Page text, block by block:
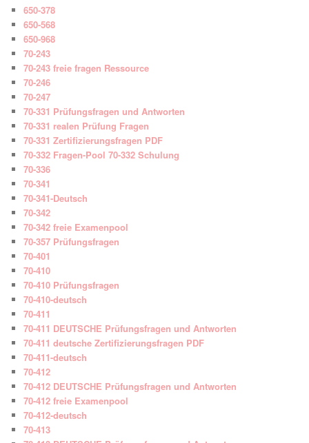
650-378
650-568
650-968
70-243
70-243 freie fragen Ressource
70-246
70-247
70-331 Prüfungsfragen und Antworten
70-331 realen Prüfung Fragen
70-331 Zertifizierungsfragen PDF
70-332 Fragen-Pool 70-332 Schulung
70-336
70-341
70-341-Deutsch
70-342
70-342 freie Examenpool
70-357 Prüfungsfragen
70-401
70-410
70-410 Prüfungsfragen
70-410-deutsch
70-411
70-411 DEUTSCHE Prüfungsfragen und Antworten
70-411 deutsche Zertifizierungsfragen PDF
70-411-deutsch
70-412
70-412 DEUTSCHE Prüfungsfragen und Antworten
70-412 freie Examenpool
70-412-deutsch
70-413